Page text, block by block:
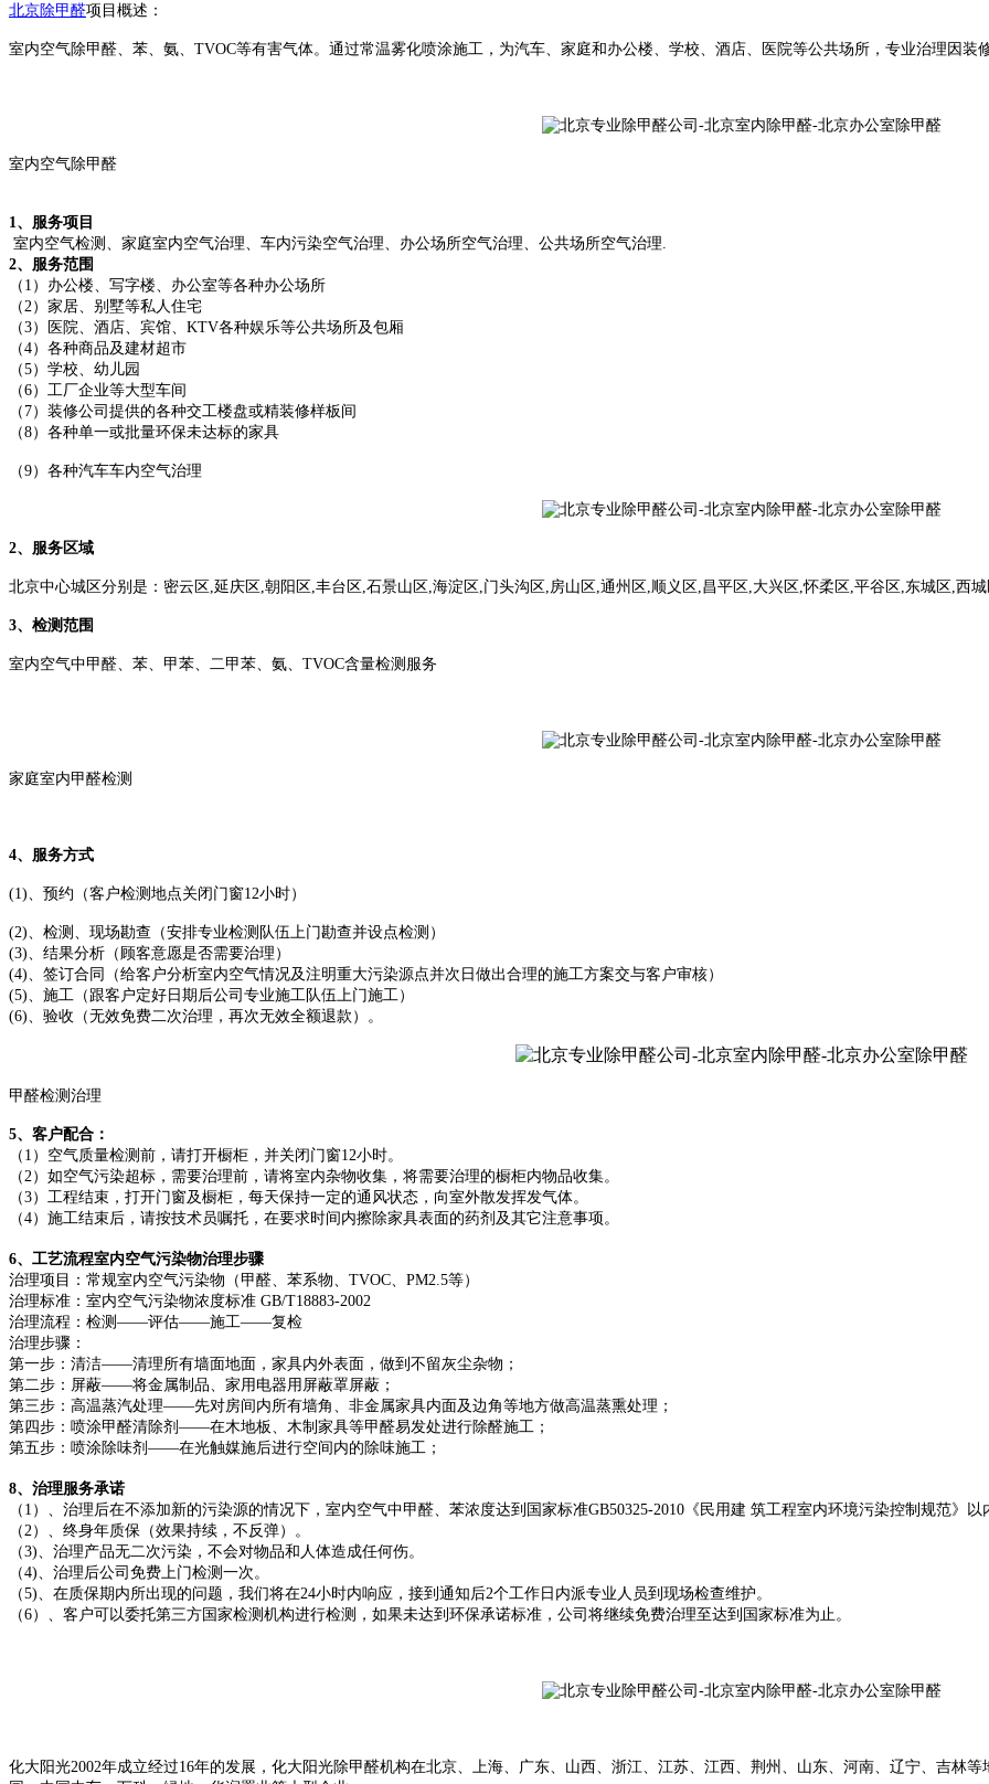
北京除甲醛项目概述：
室内空气除甲醛、苯、氨、TVOC等有害气体。通过常温雾化喷涂施工，为汽车、家庭和办公楼、学校、酒店、医院等公共场所，专业治理因
室内空气除甲醛
1、服务项目
室内空气检测、家庭室内空气治理、车内污染空气治理、办公场所空气治理、公共场所空气治理.
2、服务范围
（1）办公楼、写字楼、办公室等各种办公场所
（2）家居、别墅等私人住宅
（3）医院、酒店、宾馆、KTV各种娱乐等公共场所及包厢
（4）各种商品及建材超市
（5）学校、幼儿园
（6）工厂企业等大型车间
（7）装修公司提供的各种交工楼盘或精装修样板间
（8）各种单一或批量环保未达标的家具
（9）各种汽车车内空气治理
2、服务区域
北京中心城区分别是：密云区,延庆区,朝阳区,丰台区,石景山区,海淀区,门头沟区,房山区,通州区,顺义区,昌平区,大兴区,怀柔区,平谷区,东城区,西
3、检测范围
室内空气中甲醛、苯、甲苯、二甲苯、氨、TVOC含量检测服务
家庭室内甲醛检测
4、服务方式
(1)、预约（客户检测地点关闭门窗12小时）
(2)、检测、现场勘查（安排专业检测队伍上门勘查并设点检测）
(3)、结果分析（顾客意愿是否需要治理）
(4)、签订合同（给客户分析室内空气情况及注明重大污染源点并次日做出合理的施工方案交与客户审核）
(5)、施工（跟客户定好日期后公司专业施工队伍上门施工）
(6)、验收（无效免费二次治理，再次无效全额退款）。
甲醛检测治理
5、客户配合：
（1）空气质量检测前，请打开橱柜，并关闭门窗12小时。
（2）如空气污染超标，需要治理前，请将室内杂物收集，将需要治理的橱柜内物品收集。
（3）工程结束，打开门窗及橱柜，每天保持一定的通风状态，向室外散发挥发气体。
（4）施工结束后，请按技术员嘱托，在要求时间内擦除家具表面的药剂及其它注意事项。
6、工艺流程室内空气污染物治理步骤
治理项目：常规室内空气污染物（甲醛、苯系物、TVOC、PM2.5等）
治理标准：室内空气污染物浓度标准 GB/T18883-2002
治理流程：检测——评估——施工——复检
治理步骤：
第一步：清洁——清理所有墙面地面，家具内外表面，做到不留灰尘杂物；
第二步：屏蔽——将金属制品、家用电器用屏蔽罩屏蔽；
第三步：高温蒸汽处理——先对房间内所有墙角、非金属家具内面及边角等地方做高温蒸熏处理；
第四步：喷涂甲醛清除剂——在木地板、木制家具等甲醛易发处进行除醛施工；
第五步：喷涂除味剂——在光触媒施后进行空间内的除味施工；
8、治理服务承诺
（1）、治理后在不添加新的污染源的情况下，室内空气中甲醛、苯浓度达到国家标准GB50325-2010《民用建 筑工程室内环境污染控制规范》以
（2）、终身年质保（效果持续，不反弹）。
（3)、治理产品无二次污染，不会对物品和人体造成任何伤。
（4)、治理后公司免费上门检测一次。
（5)、在质保期内所出现的问题，我们将在24小时内响应，接到通知后2个工作日内派专业人员到现场检查维护。
（6）、客户可以委托第三方国家检测机构进行检测，如果未达到环保承诺标准，公司将继续免费治理至达到国家标准为止。
化大阳光2002年成立经过16年的发展，化大阳光除甲醛机构在北京、上海、广东、山西、浙江、江苏、江西、荆州、山东、河南、辽宁、吉林